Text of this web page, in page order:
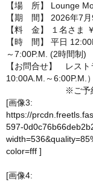
【場 所】 Lounge
【期 間】 2026年7月
【料 金】 １名さま
【時 間】 平日
～7:00P.M. (2時間制)
【お問合せ】 レス
10:00A.M.～6:00P.M.）
※ご予約はWeb
[画像3:
https://
597-
color=fff ]
[画像4: